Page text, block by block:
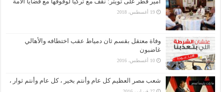
19 أغسطس، 2018
وفاة معتقل بقسم ثان دمياط عقب اختطافه والأهالي
غاضبون
10 أغسطس، 2016
شعب مصر العظيم كل عام وأنتم بخير ، كل عام وأنتم ثوار ،